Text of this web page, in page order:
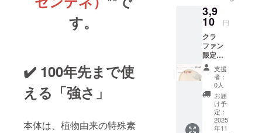
す。
✔️ 100年先まで使
える「強さ」
本体は、植物由来の特殊素
3,9
10 円
クラ
ファン
限定価
格 選べ
るセン
テネ
PLAプ
レート
深皿ス
クープ
サイ
支援
者：
0人
お届
け予
定：
2025
年11